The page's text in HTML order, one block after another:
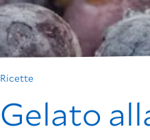
Ricette
Gelato